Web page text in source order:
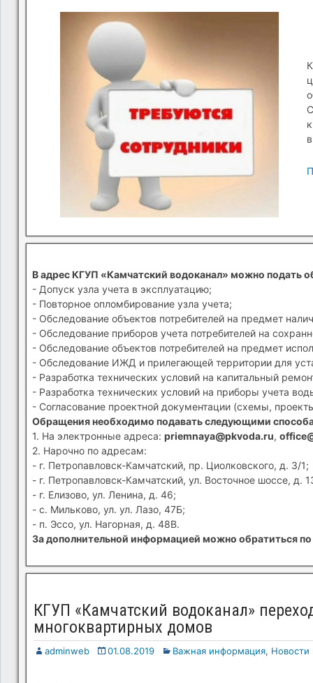
В адрес КГУП «Камчатский водоканал» можно подать
- Допуск узла учета в эксплуатацию;
- Повторное опломбирование узла учета;
- Обследование объектов потребителей на предмет
- Обследование приборов учета потребителей на
- Обследование объектов потребителей на предмет
- Обследование ИЖД и прилегающей территории для
- Разработка технических условий на капитальный
- Разработка технических условий на приборы учета
- Согласование проектной документации (схемы,
Обращения необходимо подавать следующими
1. На электронные адреса: priemnaya@pkvoda.ru,
2. Нарочно по адресам:
- г. Петропавловск-Камчатский, пр. Циолковского, д. 3/1;
- г. Петропавловск-Камчатский, ул. Восточное шоссе, д.
- г. Елизово, ул. Ленина, д. 46;
- с. Мильково, ул. ул. Лазо, 47Б;
- п. Эссо, ул. Нагорная, д. 48В.
За дополнительной информацией можно обратиться
КГУП «Камчатский водоканал»
многоквартирных домов
adminweb 01.08.2019 Важная информация, Новости